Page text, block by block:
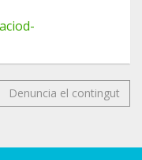
Denuncia el contingut